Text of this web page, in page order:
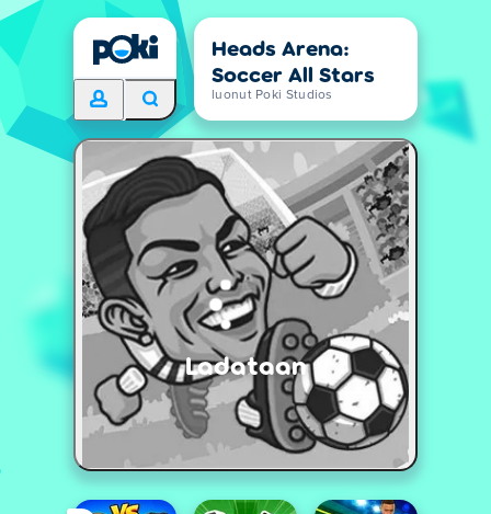
Heads Arena:
Soccer All Stars
luonut Poki Studios
Ladataan